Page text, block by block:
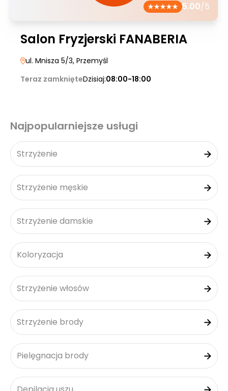
5.00/5
Salon Fryzjerski FANABERIA
ul. Mnisza 5/3, Przemyśl
Teraz zamknięteDzisiaj:08:00-18:00
Najpopularniejsze usługi
Strzyżenie
Strzyżenie męskie
Strzyżenie damskie
Koloryzacja
Strzyżenie włosów
Strzyżenie brody
Pielęgnacja brody